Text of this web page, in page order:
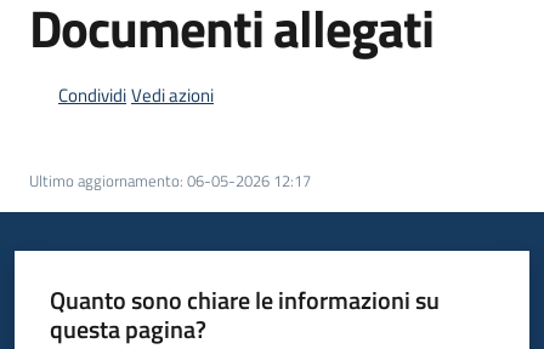
Novità
Servizi
Leggi
atti
Piani
programmi
Documenti allegati
CondividiVedi azioni
Ultimo aggiornamento: 06-05-2026 12:17
Quanto sono chiare le informazioni su
questa pagina?